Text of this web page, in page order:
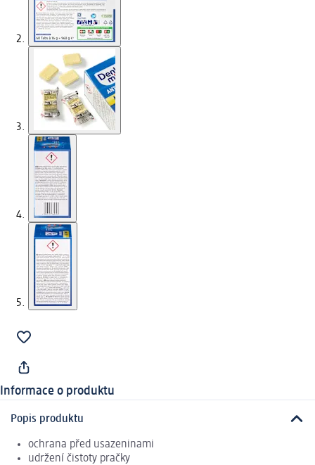
Informace o produktu
Popis produktu
ochrana před usazeninami
udržení čistoty pračky